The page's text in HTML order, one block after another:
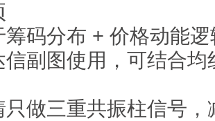
筹码分布 + 价格动能逻
信副图使用，可结合
只做三重共振柱信号